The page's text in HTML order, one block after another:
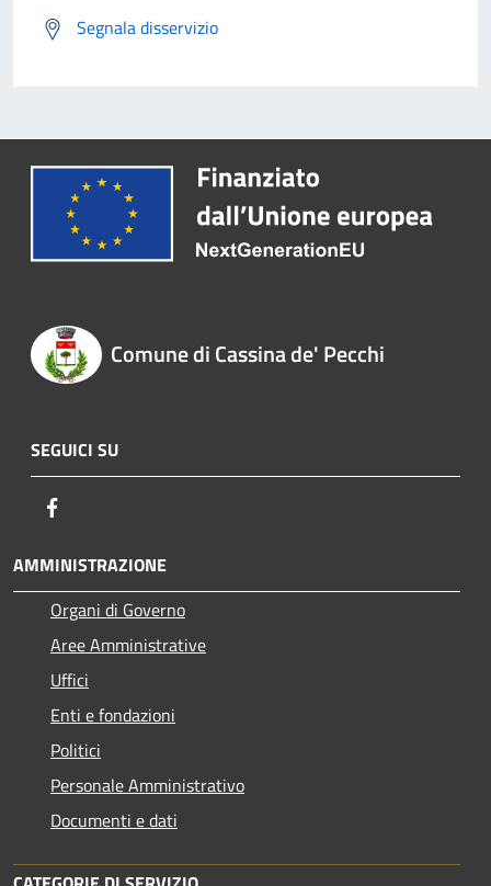
Segnala disservizio
Comune di Cassina de' Pecchi
SEGUICI SU
AMMINISTRAZIONE
Organi di Governo
Aree Amministrative
Uffici
Enti e fondazioni
Politici
Personale Amministrativo
Documenti e dati